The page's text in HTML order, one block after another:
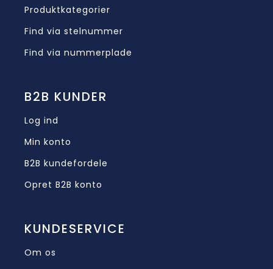
Produktkategorier
Find via stelnummer
Find via nummerplade
B2B KUNDER
Log ind
Min konto
B2B kundefordele
Opret B2B konto
KUNDESERVICE
Om os